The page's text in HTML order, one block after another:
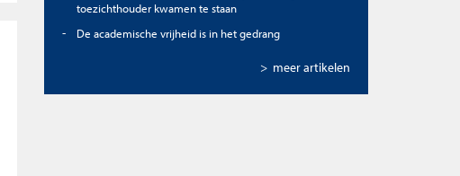
toezichthouder kwamen te staan
De academische vrijheid is in het gedrang
> meer artikelen